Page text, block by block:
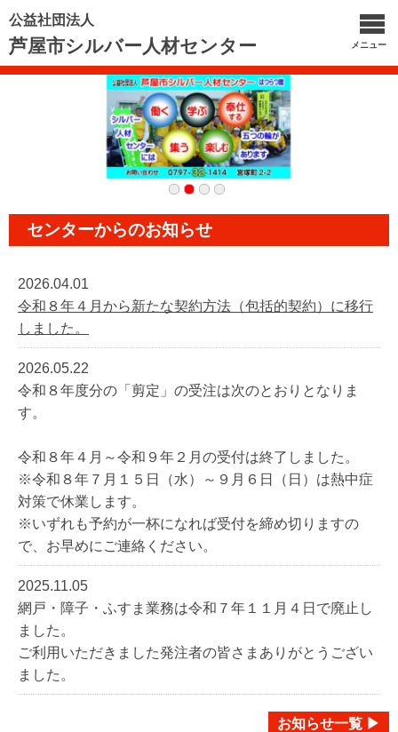
公益社団法人
芦屋市シルバー人材センター メニュー
センターからのお知らせ
2026.04.01
令和８年４月から新たな契約方法（包括的契約）に移行
しました。
2026.05.22
令和８年度分の「剪定」の受注は次のとおりとなりま
す。
令和８年４月～令和９年２月の受付は終了しました。
※令和８年７月１５日（水）～９月６日（日）は熱中症
対策で休業します。
※いずれも予約が一杯になれば受付を締め切りますの
で、お早めにご連絡ください。
2025.11.05
網戸・障子・ふすま業務は令和７年１１月４日で廃止し
ました。
ご利用いただきました発注者の皆さまありがとうござい
ました。
お知らせ一覧 ▶